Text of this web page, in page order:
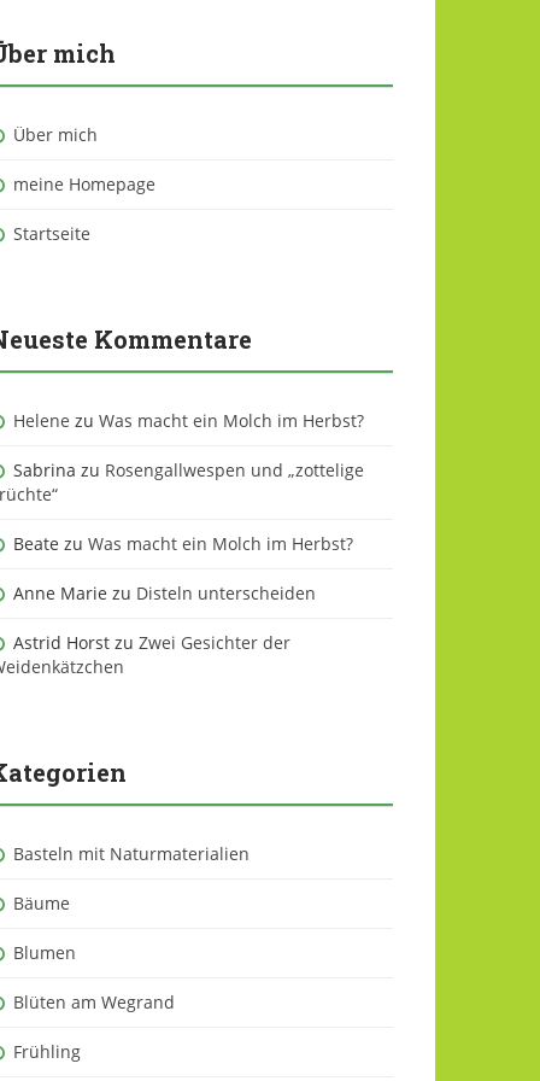
mich
Über mich
meine Homepage
Startseite
Kommentare
Helene zu Was macht ein Molch im Herbst?
Sabrina zu Rosengallwespen und „zottelige
Beate zu Was macht ein Molch im Herbst?
Anne Marie zu Disteln unterscheiden
Astrid Horst zu Zwei Gesichter der
Basteln mit Naturmaterialien
Bäume
Blumen
Blüten am Wegrand
Frühling